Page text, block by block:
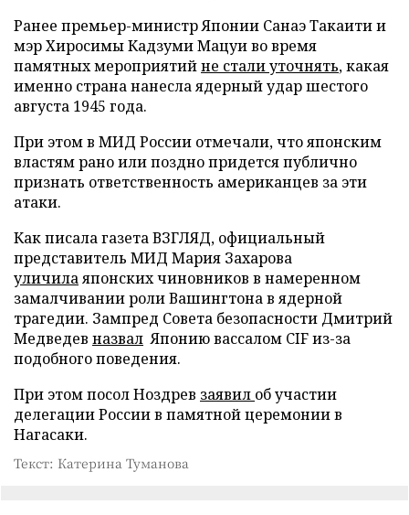
Ранее премьер-министр Японии Санаэ Такаити и
мэр Хиросимы Кадзуми Мацуи во время
памятных мероприятийне стали уточнять, какая
именно страна нанесла ядерный удар шестого
августа 1945 года.
При этом в МИД России отмечали, что японским
властям рано или поздно придется публично
признать ответственность американцев за эти
атаки.
Как писала газета ВЗГЛЯД, официальный
представитель МИД Мария Захарова
уличилаяпонских чиновников в намеренном
замалчивании роли Вашингтона в ядерной
трагедии. Зампред Совета безопасности Дмитрий
Медведев назвал Японию вассалом CIF из-за
подобного поведения.
При этом посол Ноздрев заявил об участии
делегации России в памятной церемонии в
Нагасаки.
Текст: Катерина Туманова